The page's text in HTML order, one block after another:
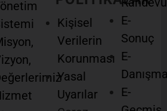
Kişisel
Verilerin
Korunması
Yasal
Uyarılar
E-
Sonuç
E-
E-